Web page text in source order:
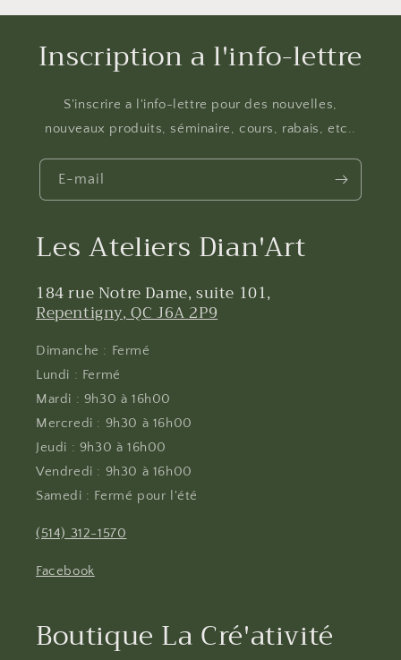
Inscription a l'info-lettre
S'inscrire a l'info-lettre pour des nouvelles,
nouveaux produits, séminaire, cours, rabais, etc..
E-mail
Les Ateliers Dian'Art
184 rue Notre Dame, suite 101,
Repentigny, QC J6A 2P9
Dimanche : Fermé
Lundi : Fermé
Mardi : 9h30 à 16h00
Mercredi : 9h30 à 16h00
Jeudi : 9h30 à 16h00
Vendredi : 9h30 à 16h00
Samedi : Fermé pour l'été
(514) 312-1570
Facebook
Boutique La Cré'ativité